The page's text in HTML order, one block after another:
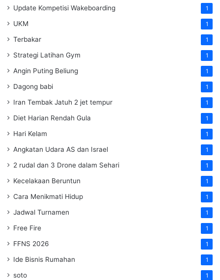
Update Kompetisi Wakeboarding 1
UKM 1
Terbakar 1
Strategi Latihan Gym 1
Angin Puting Beliung 1
Dagong babi 1
Iran Tembak Jatuh 2 jet tempur 1
Diet Harian Rendah Gula 1
Hari Kelam 1
Angkatan Udara AS dan Israel 1
2 rudal dan 3 Drone dalam Sehari 1
Kecelakaan Beruntun 1
Cara Menikmati Hidup 1
Jadwal Turnamen 1
Free Fire 1
FFNS 2026 1
Ide Bisnis Rumahan 1
soto 1